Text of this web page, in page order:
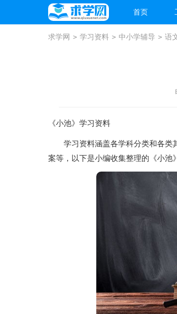
首页
求学网 > 学习资料 > 中小学辅导 > 语
《小池》学习资料
学习资料涵盖各学科分类和各类其
案等，以下是小编收集整理的《小池